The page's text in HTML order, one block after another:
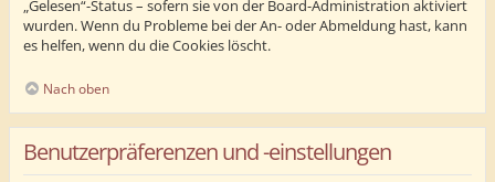
„Gelesen“-Status – sofern sie von der Board-Administration aktiviert
wurden. Wenn du Probleme bei der An- oder Abmeldung hast, kann
es helfen, wenn du die Cookies löscht.
Nach oben
Benutzerpräferenzen und -einstellungen